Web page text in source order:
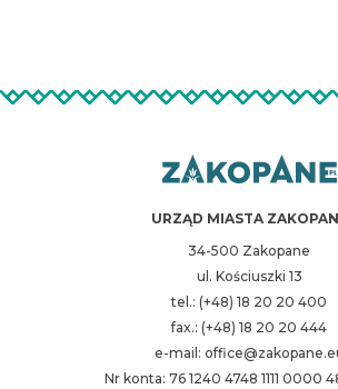
URZĄD MIASTA
34-500 Zakopane
ul. Kościuszki 13
tel.: (+48) 18 20 20 400
fax.: (+48) 18 20 20 444
e-mail:
Nr konta: 76 1240 4748 1111 0000